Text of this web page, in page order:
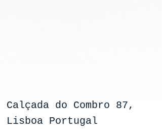
Calçada do Combro 87,
Lisboa Portugal